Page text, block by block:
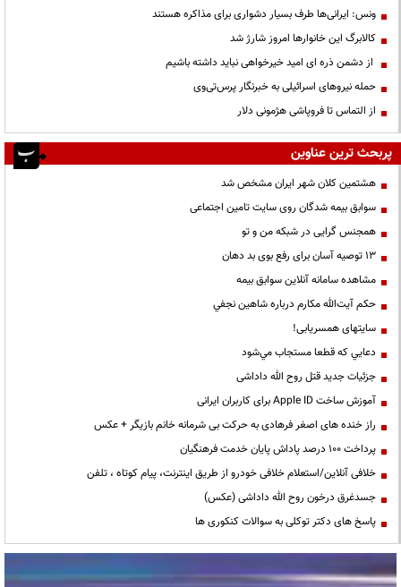
ونس: ایرانی‌ها طرف بسیار دشواری برای مذاکره هستند
کالابرگ این خانوارها امروز شارژ شد
از دشمن ذره ای امید خیرخواهی نباید داشته باشیم
حمله نیروهای اسرائیلی به خبرنگار پرس‌تی‌وی
از التماس تا فروپاشی هژمونی دلار
پربحث ترین عناوین
هشتمین کلان شهر ایران مشخص شد
سوابق بیمه شدگان روی سایت تامین اجتماعی
همجنس گرایی در شبکه من و تو
13 توصیه آسان برای رفع بوی بد دهان
مشاهده سامانه آنلاين سوابق بیمه
حكم آيت‌الله مكارم درباره شاهين نجفي
سایتهای همسریابی!
دعايي كه قطعا مستجاب مي‌شود
جزئیات جدید قتل روح الله داداشی
آموزش ساخت Apple ID برای کاربران ایرانی
راز خنده های اصغر فرهادی به حرکت بی شرمانه خانم بازیگر + عکس
پرداخت ۱۰۰ درصد پاداش پایان خدمت فرهنگیان
خلافی آنلاین/استعلام خلافی خودرو از طریق اینترنت، پیام کوتاه ، تلفن
جسدغرق درخون روح الله داداشی (عکس)
پاسخ های دکتر توکلی به سوالات کنکوری ها